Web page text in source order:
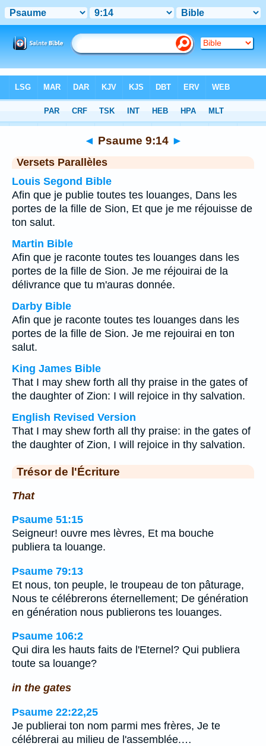
Chapitre 9> Verset 14
◄ Psaume 9:14 ►
Versets Parallèles
Louis Segond Bible
Afin que je publie toutes tes louanges, Dans les
portes de la fille de Sion, Et que je me réjouisse de
ton salut.
Martin Bible
Afin que je raconte toutes tes louanges dans les
portes de la fille de Sion. Je me réjouirai de la
délivrance que tu m'auras donnée.
Darby Bible
Afin que je raconte toutes tes louanges dans les
portes de la fille de Sion. Je me rejouirai en ton
salut.
King James Bible
That I may shew forth all thy praise in the gates of
the daughter of Zion: I will rejoice in thy salvation.
English Revised Version
That I may shew forth all thy praise: in the gates of
the daughter of Zion, I will rejoice in thy salvation.
Trésor de l'Écriture
That
Psaume 51:15
Seigneur! ouvre mes lèvres, Et ma bouche
publiera ta louange.
Psaume 79:13
Et nous, ton peuple, le troupeau de ton pâturage,
Nous te célébrerons éternellement; De génération
en génération nous publierons tes louanges.
Psaume 106:2
Qui dira les hauts faits de l'Eternel? Qui publiera
toute sa louange?
in the gates
Psaume 22:22,25
Je publierai ton nom parmi mes frères, Je te
célébrerai au milieu de l'assemblée.…